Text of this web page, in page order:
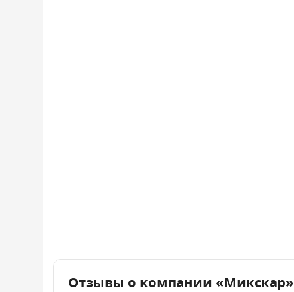
Отзывы о компании «Микскар»